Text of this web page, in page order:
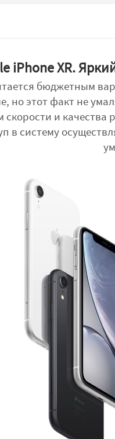
iPhone XR.
бюджетным
но этот факт не
скорости и
систему